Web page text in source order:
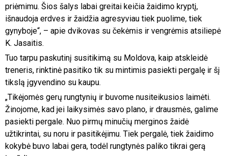
priėmimu. Šios šalys labai greitai keičia žaidimo kryptį,
išnaudoja erdves ir žaidžia agresyviau tiek puolime, tiek
gynyboje“, – apie dvikovas su čekėmis ir vengrėmis atsiliepė
K. Jasaitis.
Tuo tarpu paskutinį susitikimą su Moldova, kaip atskleidė
treneris, rinktinė pasitiko tik su mintimis pasiekti pergalę ir šį
tikslą įgyvendino su kaupu.
„Tikėjomės gerų rungtynių ir buvome nusiteikusios laimėti.
Žinojome, kad jei laikysimės savo plano, ir drausmės, galime
pasiekti pergale. Nuo pirmų minučių merginos žaidė
užtikrintai, su noru ir pasitikėjimu. Tiek pergalė, tiek žaidimo
kokybė buvo labai gera, todėl rungtynės paliko tikrai gerą